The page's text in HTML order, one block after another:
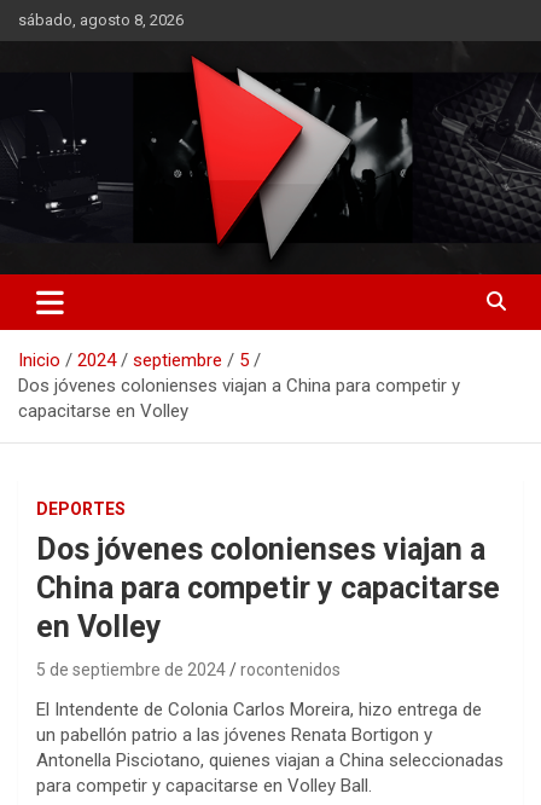
Saltar
al
sábado, agosto 8, 2026
RO CONTENIDOS
Inicio 2024 septiembre
5
Dos jóvenes colonienses viajan a China para competir y
capacitarse en Volley
DEPORTES
Dos jóvenes colonienses viajan a
China para competir y capacitarse
en Volley
5 de septiembre de 2024 rocontenidos
El Intendente de Colonia Carlos Moreira, hizo entrega de
un pabellón patrio a las jóvenes Renata Bortigon y
Antonella Pisciotano, quienes viajan a China seleccionadas
para competir y capacitarse en Volley Ball.